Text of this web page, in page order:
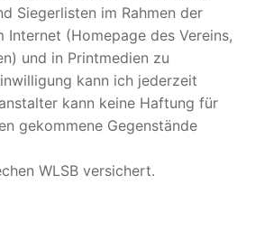
Siegerlisten im Rahmen der
Internet (Homepage des Vereins,
und in Printmedien zu
kann ich jederzeit
kann keine Haftung für
gekommene Gegenstände
WLSB versichert.